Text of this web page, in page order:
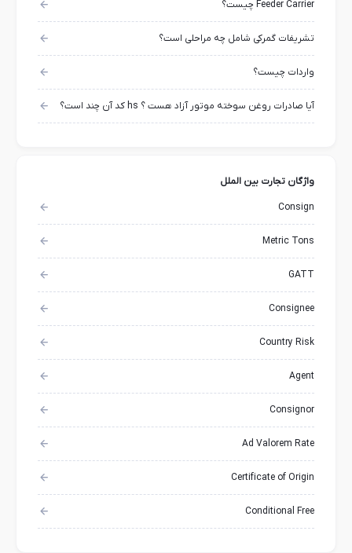
Feeder Carrier چیست؟
تشریفات گمرکی شامل چه مراحلی است؟
واردات چیست؟
آیا صادرات روغن سوخته موتور آزاد هست ؟ hs کد آن چند است؟
واژگان تجارت بین الملل
Consign
Metric Tons
GATT
Consignee
Country Risk
Agent
Consignor
Ad Valorem Rate
Certificate of Origin
Conditional Free